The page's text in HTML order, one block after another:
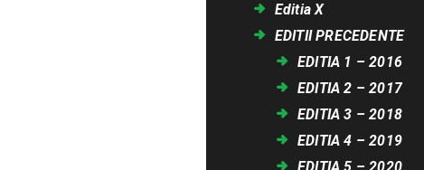
Editia X
EDITII PRECEDENTE
EDITIA 1 – 2016
EDITIA 2 – 2017
EDITIA 3 – 2018
EDITIA 4 – 2019